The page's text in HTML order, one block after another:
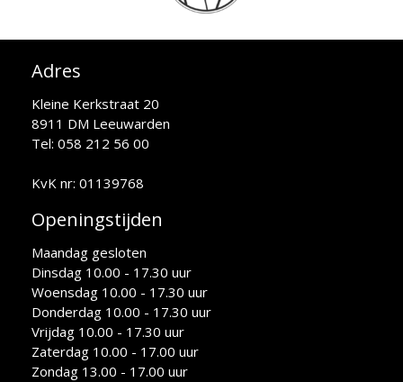
Adres
Kleine Kerkstraat 20
8911 DM Leeuwarden
Tel: 058 212 56 00
KvK nr: 01139768
Openingstijden
Maandag gesloten
Dinsdag 10.00 - 17.30 uur
Woensdag 10.00 - 17.30 uur
Donderdag 10.00 - 17.30 uur
Vrijdag 10.00 - 17.30 uur
Zaterdag 10.00 - 17.00 uur
Zondag 13.00 - 17.00 uur